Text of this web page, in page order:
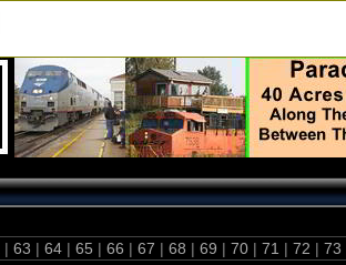
| 63 | 64 | 65 | 66 | 67 | 68 | 69 | 70 | 71 | 72 | 73